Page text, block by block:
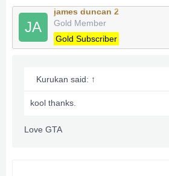
Money: 100,060,632
Anything wrong PM.
JA
james duncan 2
Gold Member
Gold Subscriber
Kurukan said: ↑
kool thanks.
Love GTA